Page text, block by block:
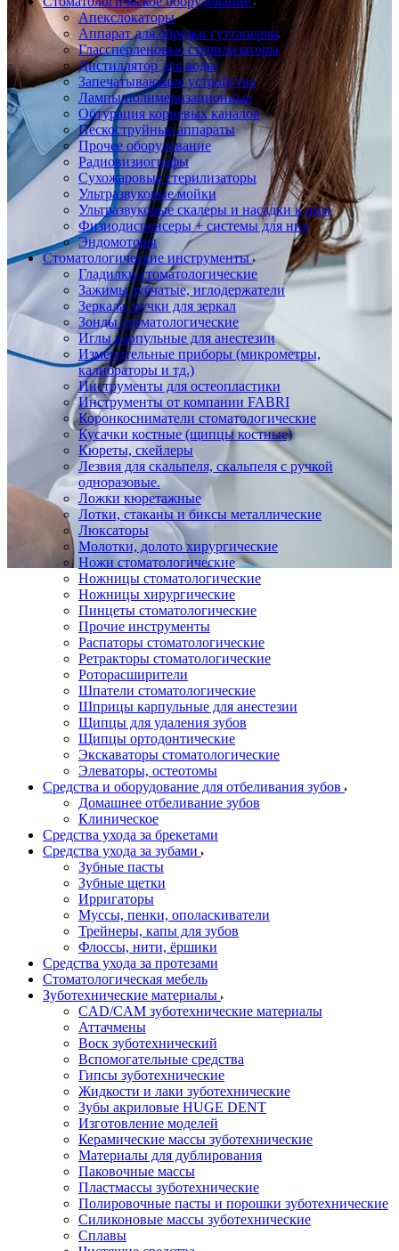
Апекслокаторы
Аппарат для обрезки гуттаперчи
Глассперленовые стерилизаторы
Дистиллятор для воды
Запечатывающие устройства
Лампы полимеризационные
Обтурация корневых каналов
Пескоструйные аппараты
Прочее оборудование
Радиовизиографы
Сухожаровые стерилизаторы
Ультразвуковые мойки
Ультразвуковые скалеры и насадки к ним
Физиодиспенсеры + системы для них
Эндомоторы
Стоматологические инструменты
Гладилки стоматологические
Зажимы зубчатые, иглодержатели
Зеркала, ручки для зеркал
Зонды стоматологические
Иглы карпульные для анестезии
Измерительные приборы (микрометры,
калибраторы и тд.)
Инструменты для остеопластики
Инструменты от компании FABRI
Коронкосниматели стоматологические
Кусачки костные (щипцы костные)
Кюреты, скейлеры
Лезвия для скальпеля, скальпеля с ручкой
одноразовые.
Ложки кюретажные
Лотки, стаканы и биксы металлические
Люксаторы
Молотки, долото хирургические
Ножи стоматологические
Ножницы стоматологические
Ножницы хирургические
Пинцеты стоматологические
Прочие инструменты
Распаторы стоматологические
Ретракторы стоматологические
Роторасширители
Шпатели стоматологические
Шприцы карпульные для анестезии
Щипцы для удаления зубов
Щипцы ортодонтические
Экскаваторы стоматологические
Элеваторы, остеотомы
Средства и оборудование для отбеливания зубов
Домашнее отбеливание зубов
Клиническое
Средства ухода за брекетами
Средства ухода за зубами
Зубные пасты
Зубные щетки
Ирригаторы
Муссы, пенки, ополаскиватели
Трейнеры, капы для зубов
Флоссы, нити, ёршики
Средства ухода за протезами
Стоматологическая мебель
Зуботехнические материалы
CAD/CAM зуботехнические материалы
Аттачмены
Воск зуботехнический
Вспомогательные средства
Гипсы зуботехнические
Жидкости и лаки зуботехнические
Зубы акриловые HUGE DENT
Изготовление моделей
Керамические массы зуботехнические
Материалы для дублирования
Паковочные массы
Пластмассы зуботехнические
Полировочные пасты и порошки зуботехнические
Силиконовые массы зуботехнические
Сплавы